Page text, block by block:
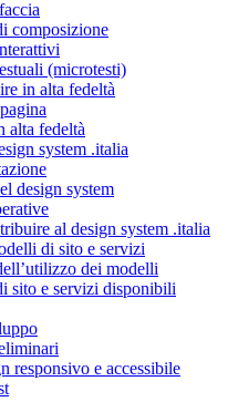
composizione
(microtesti)
in alta fedeltà
alta fedeltà
system .italia
design system
al design system .italia
di sito e servizi
dei modelli
sito e servizi disponibili
responsivo e accessibile